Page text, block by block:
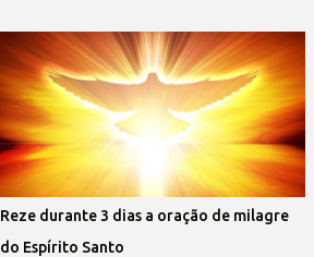
Reze durante 3 dias a oração de milagre
do Espírito Santo